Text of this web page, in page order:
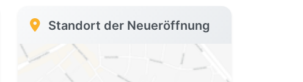
Standort der Neueröffnung